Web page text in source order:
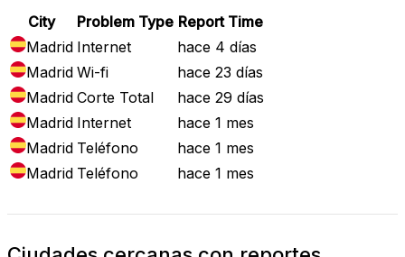
City Problem Type Report Time
Madrid Internet
hace 4 días
Madrid Wi-fi
hace 23 días
Madrid Corte Total
hace 29 días
Madrid Internet
hace 1 mes
Madrid Teléfono
hace 1 mes
Madrid Teléfono hace 1 mes